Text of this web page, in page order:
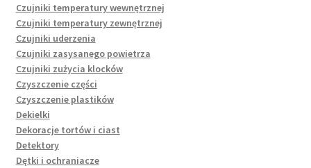
Czujniki temperatury wewnętrznej
Czujniki temperatury zewnętrznej
Czujniki uderzenia
Czujniki zasysanego powietrza
Czujniki zużycia klocków
Czyszczenie części
Czyszczenie plastików
Dekielki
Dekoracje tortów i ciast
Detektory
Dętki i ochraniacze